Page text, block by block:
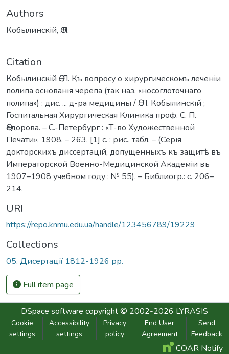
Authors
Кобылинскій, Ѳ.Л.
Citation
Кобылинскій Ѳ. Л. Къ вопросу о хирургическомъ леченіи
полипа основанія черепа (так наз. «носоглоточнаго
полипа») : дис. ... д-ра медицины / Ѳ. Л. Кобылинскій ;
Госпитальная Хирургическая Клиника проф. С. П.
Ѳедорова. – С.-Петербург : «Т-во Художественной
Печати», 1908. – 263, [1] с. : рис., табл. – (Серія
докторскихъ диссертацій, допущенныхъ къ защитѣ въ
Императорской Военно-Медицинской Академіи въ
1907–1908 учебном году ; № 55). – Библиогр.: с. 206–
214.
URI
https://repo.knmu.edu.ua/handle/123456789/19229
Collections
05. Дисертації 1812-1926 рр.
Full item page
DSpace software copyright © 2002-2026 LYRASIS
Cookie
settings
Accessibility
settings
Privacy
policy
End User
Agreement
Send
Feedback
COAR Notify